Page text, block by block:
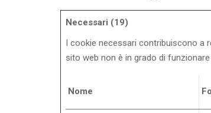
Necessari (19)
I cookie necessari contribuiscono a
sito web non è in grado di
Nome